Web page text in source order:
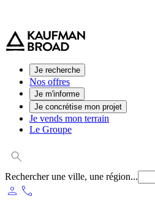
Je recherche
Nos offres
Je m'informe
Je concrétise mon projet
Je vends mon terrain
Le Groupe
Rechercher une ville, une région...
person phone